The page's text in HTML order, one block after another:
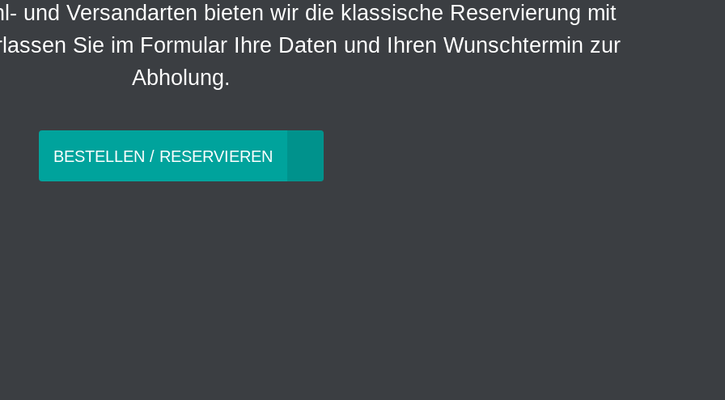
und Versandarten bieten wir die klassische Reservierung mit
Sie im Formular Ihre Daten und Ihren Wunschtermin zur
Abholung.
BESTELLEN / RESERVIEREN